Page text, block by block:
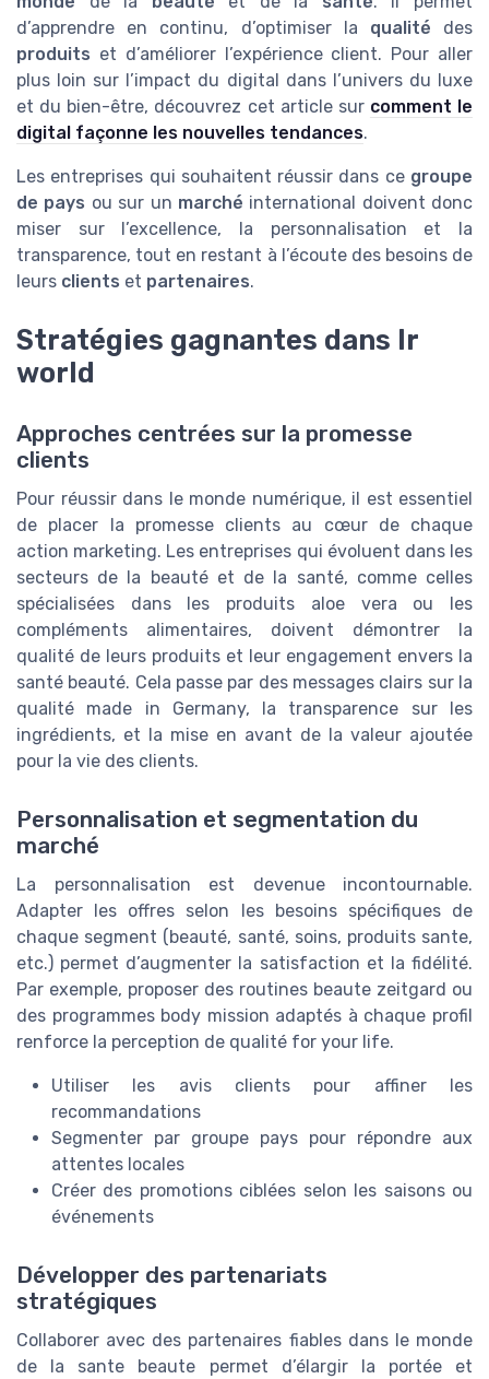
d’apprendre en continu, d’optimiser la qualité des
produits et d’améliorer l’expérience client. Pour aller
plus loin sur l’impact du digital dans l’univers du luxe
et du bien-être, découvrez cet article sur comment le
digital façonne les nouvelles tendances.
Les entreprises qui souhaitent réussir dans ce groupe
de pays ou sur un marché international doivent donc
miser sur l’excellence, la personnalisation et la
transparence, tout en restant à l’écoute des besoins de
leurs clients et partenaires.
Stratégies gagnantes dans lr
world
Approches centrées sur la promesse
clients
Pour réussir dans le monde numérique, il est essentiel
de placer la promesse clients au cœur de chaque
action marketing. Les entreprises qui évoluent dans les
secteurs de la beauté et de la santé, comme celles
spécialisées dans les produits aloe vera ou les
compléments alimentaires, doivent démontrer la
qualité de leurs produits et leur engagement envers la
santé beauté. Cela passe par des messages clairs sur la
qualité made in Germany, la transparence sur les
ingrédients, et la mise en avant de la valeur ajoutée
pour la vie des clients.
Personnalisation et segmentation du
marché
La personnalisation est devenue incontournable.
Adapter les offres selon les besoins spécifiques de
chaque segment (beauté, santé, soins, produits sante,
etc.) permet d’augmenter la satisfaction et la fidélité.
Par exemple, proposer des routines beaute zeitgard ou
des programmes body mission adaptés à chaque profil
renforce la perception de qualité for your life.
Utiliser les avis clients pour affiner les
recommandations
Segmenter par groupe pays pour répondre aux
attentes locales
Créer des promotions ciblées selon les saisons ou
événements
Développer des partenariats
stratégiques
Collaborer avec des partenaires fiables dans le monde
de la sante beaute permet d’élargir la portée et